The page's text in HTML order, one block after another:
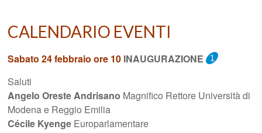
CALENDARIO EVENTI
Sabato 24 febbraio ore 10 INAUGURAZIONE
Saluti
Angelo Oreste Andrisano Magnifico Rettore Università di
Modena e Reggio Emilia
Cécile Kyenge Europarlamentare